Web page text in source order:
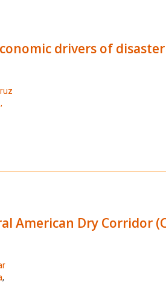
drivers of
American Dry Corridor
,